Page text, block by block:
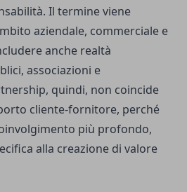
Il termine viene
aziendale, commerciale e
anche realtà
associazioni e
quindi, non coincide
cliente-fornitore, perché
più profondo,
alla creazione di valore